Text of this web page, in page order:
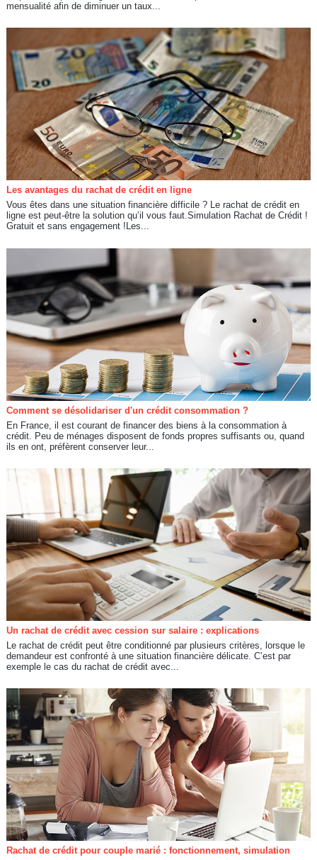
mensualité afin de diminuer un taux...
Les avantages du rachat de crédit en ligne
Vous êtes dans une situation financière difficile ? Le rachat de crédit en
ligne est peut-être la solution qu’il vous faut.Simulation Rachat de Crédit !
Gratuit et sans engagement !Les...
Comment se désolidariser d'un crédit consommation ?
En France, il est courant de financer des biens à la consommation à
crédit. Peu de ménages disposent de fonds propres suffisants ou, quand
ils en ont, préfèrent conserver leur...
Un rachat de crédit avec cession sur salaire : explications
Le rachat de crédit peut être conditionné par plusieurs critères, lorsque le
demandeur est confronté à une situation financière délicate. C’est par
exemple le cas du rachat de crédit avec...
Rachat de crédit pour couple marié : fonctionnement, simulation